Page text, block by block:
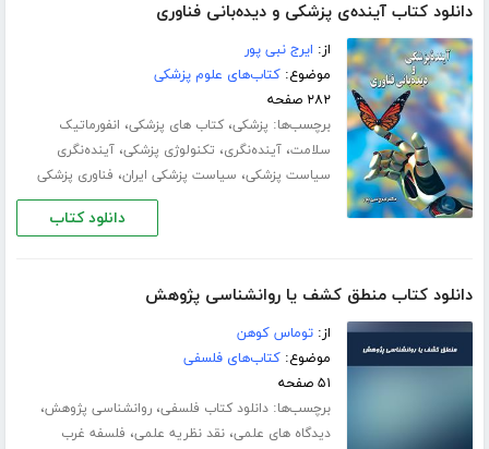
دانلود کتاب آینده‌ی پزشکی و دیده‌بانی فناوری
از: ایرج نبی پور
موضوع:کتاب‌های علوم پزشکی
۲۸۲ صفحه
برچسب‌ها: پزشکی،کتاب های پزشکی، انفورماتیک
سلامت،آینده‌نگری، تکنولوژی پزشکی،آینده‌نگری
سیاست پزشکی، سیاست پزشکی ایران، فناوری پزشکی
دانلود کتاب
دانلود کتاب منطق کشف یا روانشناسی پژوهش
از:توماس کوهن
موضوع:کتاب‌های فلسفی
۵۱ صفحه
برچسب‌ها:دانلود کتاب فلسفی،روانشناسی پژوهش،
دیدگاه های علمی،نقد نظریه علمی، فلسفه غرب